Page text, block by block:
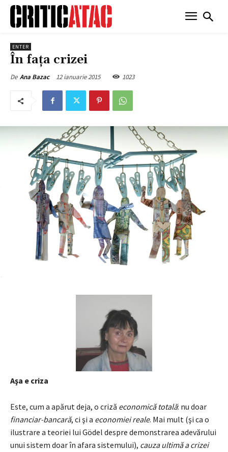
ENTER
În fața crizei
De Ana Bazac 12 ianuarie 2015 1023
Aşa e criza
Este, cum a apărut deja, o criză economică totală: nu doar
financiar-bancară, ci şi a economiei reale. Mai mult (şi ca o
ilustrare a teoriei lui Gödel despre demonstrarea adevărului
unui sistem doar în afara sistemului), cauza ultimă a crizei